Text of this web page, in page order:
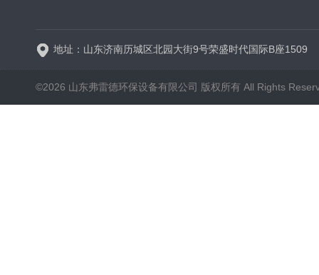
地址：山东济南历城区北园大街9号荣盛时代国际B座1509
©2026 山东弗雷德环保设备有限公司 版权所有 All Rights